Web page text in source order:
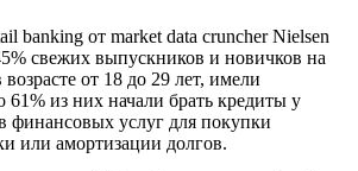
banking от market data cruncher Nielsen
свежих выпускников и новичков на
от 18 до 29 лет, имели
61% из них начали брать кредиты у
финансовых услуг для покупки
или амортизации долгов.